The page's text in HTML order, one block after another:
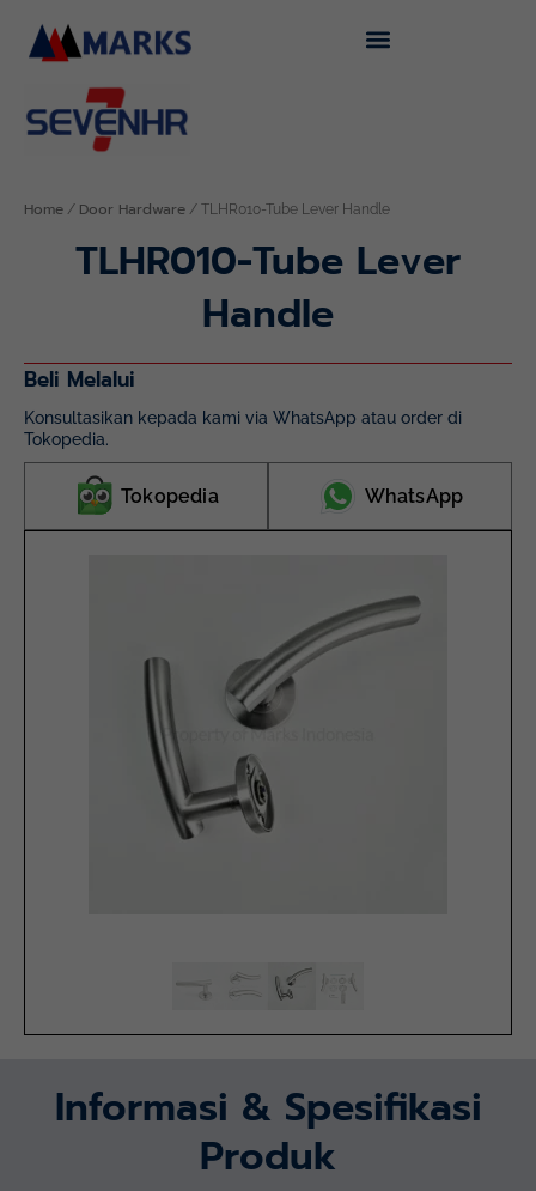
content
Home / Door Hardware / TLHR010-Tube Lever Handle
TLHR010-Tube Lever
Handle
Beli Melalui
Konsultasikan kepada kami via WhatsApp atau order di
Tokopedia.
Tokopedia WhatsApp
Informasi & Spesifikasi
Produk